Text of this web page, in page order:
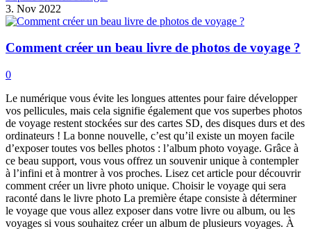
3. Nov 2022
Comment créer un beau livre de photos de voyage ?
0
Le numérique vous évite les longues attentes pour faire développer
vos pellicules, mais cela signifie également que vos superbes photos
de voyage restent stockées sur des cartes SD, des disques durs et des
ordinateurs ! La bonne nouvelle, c’est qu’il existe un moyen facile
d’exposer toutes vos belles photos : l’album photo voyage. Grâce à
ce beau support, vous vous offrez un souvenir unique à contempler
à l’infini et à montrer à vos proches. Lisez cet article pour découvrir
comment créer un livre photo unique. Choisir le voyage qui sera
raconté dans le livre photo La première étape consiste à déterminer
le voyage que vous allez exposer dans votre livre ou album, ou les
voyages si vous souhaitez créer un album de plusieurs voyages. À